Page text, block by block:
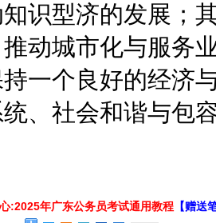
识型济的发展；
动城市化与服务
一个良好的经济
、社会和谐与包
:2025年广东公务员考试通用教程 【赠送